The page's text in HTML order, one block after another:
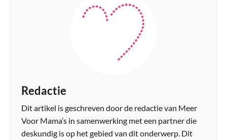
Redactie
Dit artikel is geschreven door de redactie van Meer
Voor Mama’s in samenwerking met een partner die
deskundig is op het gebied van dit onderwerp. Dit